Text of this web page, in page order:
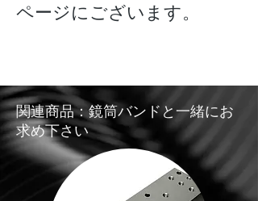
ページにございます。
関連商品：鏡筒バンドと一緒にお
求め下さい